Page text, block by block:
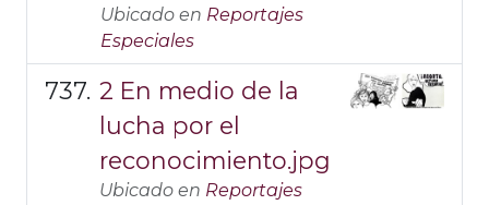
Ubicado en Reportajes
Especiales
2 En medio de la
lucha por el
reconocimiento.jpg
Ubicado en Reportajes